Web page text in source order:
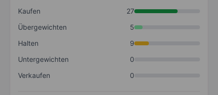
Kaufen
27
Übergewichten
5
Halten
9
Untergewichten
0
Verkaufen
0